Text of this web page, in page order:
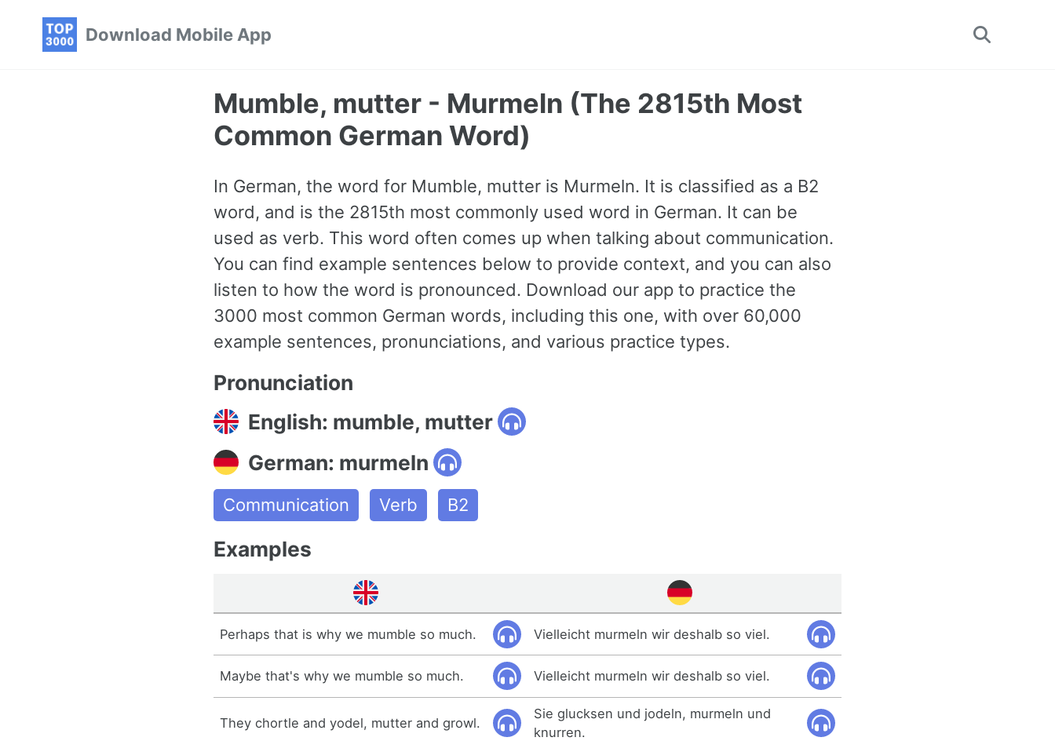
Download Mobile App
Toggle
Mumble, mutter - Murmeln (The 2815th Most
Common German Word)
In German, the word for Mumble, mutter is Murmeln. It is classified as a B2
word, and is the 2815th most commonly used word in German. It can be
used as verb. This word often comes up when talking about communication.
You can find example sentences below to provide context, and you can also
listen to how the word is pronounced. Download our app to practice the
3000 most common German words, including this one, with over 60,000
example sentences, pronunciations, and various practice types.
Pronunciation
English: mumble, mutter
German: murmeln
Communication Verb B2
Examples
Perhaps that is why we mumble so much. Vielleicht murmeln wir deshalb so viel.
Maybe that's why we mumble so much. Vielleicht murmeln wir deshalb so viel.
They chortle and yodel, mutter and growl.
Sie glucksen und jodeln, murmeln und
knurren.